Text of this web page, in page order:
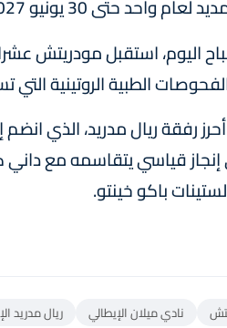
اليوم، استقبل مودريتش
الطبية الروتينية
إنجاز قياسي يتقاسمه مع
باكو خينتو.
نادي ميلان الإيطالي ريال مدريد